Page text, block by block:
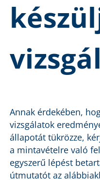
Annak érdekében,
vizsgálatok
állapotát tükrözze,
a mintavételre való
egyszerű lépést
útmutatót az